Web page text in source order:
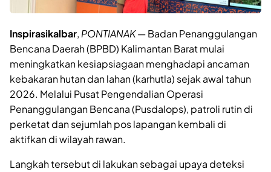
Inspirasikalbar, PONTIANAK— Badan Penanggulangan
Bencana Daerah (BPBD) Kalimantan Barat mulai
meningkatkan kesiapsiagaan menghadapi ancaman
kebakaran hutan dan lahan (karhutla) sejak awal tahun
2026. Melalui Pusat Pengendalian Operasi
Penanggulangan Bencana (Pusdalops), patroli rutin di
perketat dan sejumlah pos lapangan kembali di
aktifkan di wilayah rawan.
Langkah tersebut di lakukan sebagai upaya deteksi